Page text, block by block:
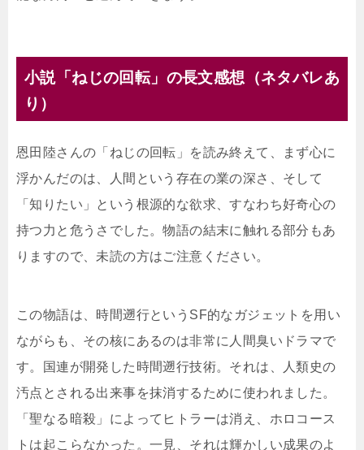
小説「ねじの回転」の長文感想（ネタバレあ
り）
恩田陸さんの「ねじの回転」を読み終えて、まず心に
浮かんだのは、人間という存在の業の深さ、そして
「知りたい」という根源的な欲求、すなわち好奇心の
持つ力と危うさでした。物語の結末に触れる部分もあ
りますので、未読の方はご注意ください。
この物語は、時間遡行というSF的なガジェットを用い
ながらも、その核にあるのは非常に人間臭いドラマで
す。国連が開発した時間遡行技術。それは、人類史の
汚点とされる出来事を抹消するために使われました。
「聖なる暗殺」によってヒトラーは消え、ホロコース
トは起こらなかった。一見、それは輝かしい成果のよ